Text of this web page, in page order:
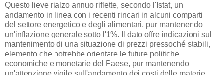
Questo lieve rialzo annuo riflette, secondo l'Istat, un
andamento in linea con i recenti rincari in alcuni comparti
del settore energetico e degli alimentari, pur mantenendo
un'inflazione generale sotto l'1%. Il dato offre indicazioni sul
mantenimento di una situazione di prezzi pressoché stabili,
elemento che potrebbe orientare le future politiche
economiche e monetarie del Paese, pur mantenendo
un'attenzione vigile sull'andamento dei costi delle materie